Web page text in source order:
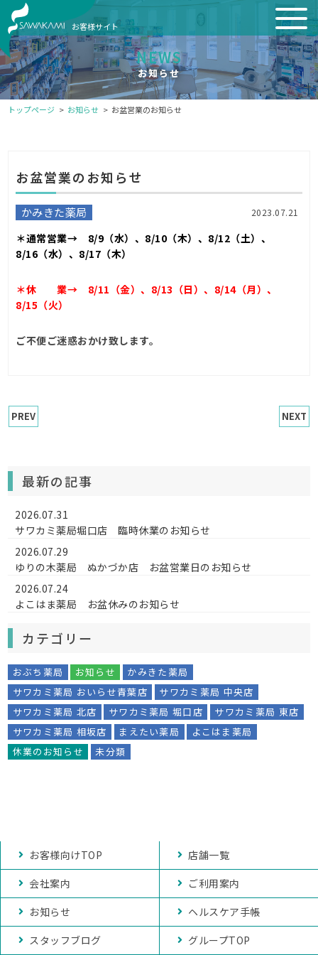
お客様サイト
NEWS
お知らせ
トップページ お知らせ お盆営業のお知らせ
お盆営業のお知らせ
かみきた薬局 2023.07.21
＊通常営業→ 8/9（水）、8/10（木）、8/12（土）、
8/16（水）、8/17（木）
＊休 業→ 8/11（金）、8/13（日）、8/14（月）、
8/15（火）
ご不便ご迷惑おかけ致します。
PREV NEXT
最新の記事
2026.07.31
サワカミ薬局堀口店 臨時休業のお知らせ
2026.07.29
ゆりの木薬局 ぬかづか店 お盆営業日のお知らせ
2026.07.24
よこはま薬局 お盆休みのお知らせ
カテゴリー
おぶち薬局 お知らせ
かみきた薬局
サワカミ薬局 おいらせ青葉店
サワカミ薬局 中央店
サワカミ薬局 北店
サワカミ薬局 堀口店
サワカミ薬局 東店
サワカミ薬局 相坂店
まえたい薬局
よこはま薬局
休業のお知らせ
未分類
お客様向けTOP
店舗一覧
会社案内
ご利用案内
お知らせ
ヘルスケア手帳
スタッフブログ
グループTOP